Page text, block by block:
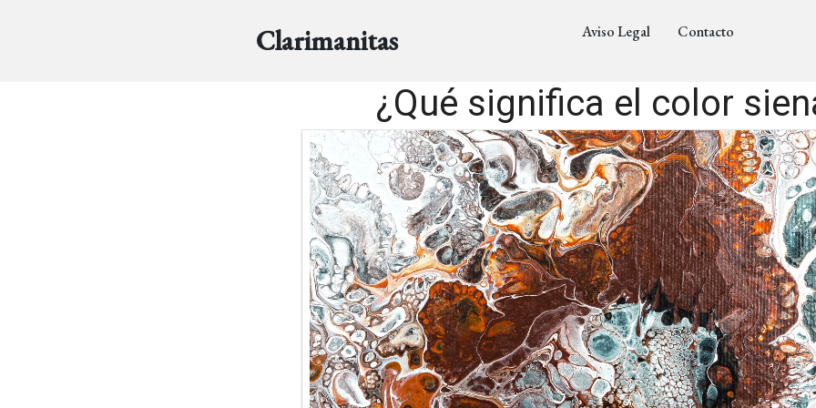
Clarimanitas Aviso Legal Contacto
¿Qué significa el color